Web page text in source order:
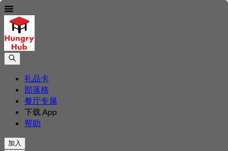
礼品卡
部落格
餐厅专属
下载 App
帮助
加入